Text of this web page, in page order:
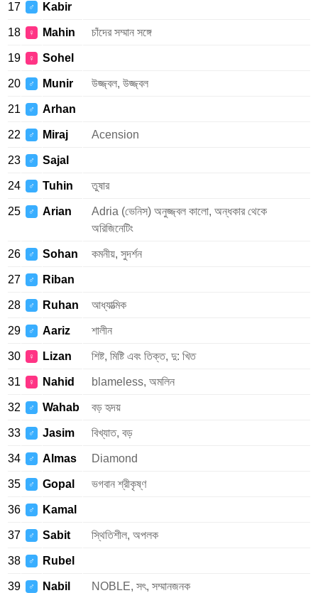
17 ♂ Kabir
18 ♀ Mahin চাঁদের সম্মান সঙ্গে
19 ♀ Sohel
20 ♂ Munir উজ্জ্বল, উজ্জ্বল
21 ♂ Arhan
22 ♂ Miraj Acension
23 ♂ Sajal
24 ♂ Tuhin তুষার
25 ♂ Arian
Adria (ভেনিস) অনুজ্জ্বল কালো, অন্ধকার থেকে
অরিজিনেটিং
26 ♂ Sohan কমনীয়, সুদর্শন
27 ♂ Riban
28 ♂ Ruhan আধ্যাত্মিক
29 ♂ Aariz শালীন
30 ♀ Lizan শিষ্ট, মিষ্টি এবং তিক্ত, দু: খিত
31 ♀ Nahid blameless, অমলিন
32 ♂ Wahab বড় হৃদয়
33 ♂ Jasim বিখ্যাত, বড়
34 ♂ Almas Diamond
35 ♂ Gopal ভগবান শ্রীকৃষ্ণ
36 ♂ Kamal
37 ♂ Sabit স্থিতিশীল, অপলক
38 ♂ Rubel
39 ♂ Nabil NOBLE, সৎ, সম্মানজনক